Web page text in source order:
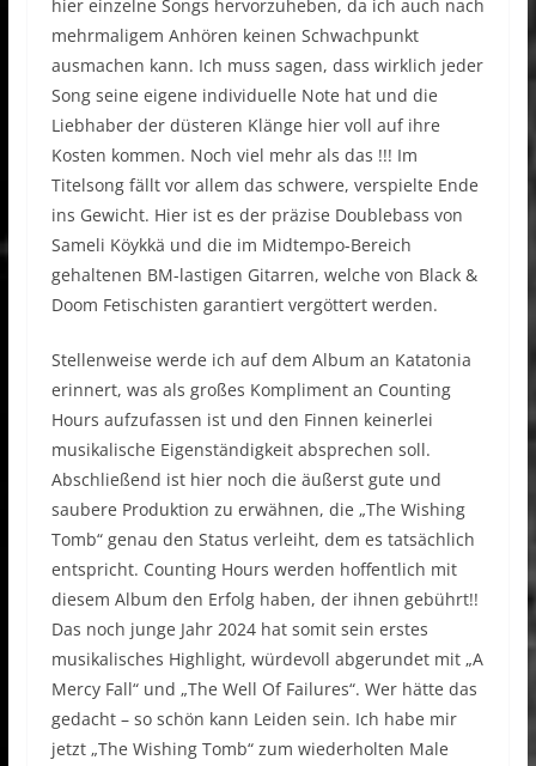
hier einzelne Songs hervorzuheben, da ich auch nach
mehrmaligem Anhören keinen Schwachpunkt
ausmachen kann. Ich muss sagen, dass wirklich jeder
Song seine eigene individuelle Note hat und die
Liebhaber der düsteren Klänge hier voll auf ihre
Kosten kommen. Noch viel mehr als das !!! Im
Titelsong fällt vor allem das schwere, verspielte Ende
ins Gewicht. Hier ist es der präzise Doublebass von
Sameli Köykkä und die im Midtempo-Bereich
gehaltenen BM-lastigen Gitarren, welche von Black &
Doom Fetischisten garantiert vergöttert werden.
Stellenweise werde ich auf dem Album an Katatonia
erinnert, was als großes Kompliment an Counting
Hours aufzufassen ist und den Finnen keinerlei
musikalische Eigenständigkeit absprechen soll.
Abschließend ist hier noch die äußerst gute und
saubere Produktion zu erwähnen, die „The Wishing
Tomb“ genau den Status verleiht, dem es tatsächlich
entspricht. Counting Hours werden hoffentlich mit
diesem Album den Erfolg haben, der ihnen gebührt!!
Das noch junge Jahr 2024 hat somit sein erstes
musikalisches Highlight, würdevoll abgerundet mit „A
Mercy Fall“ und „The Well Of Failures“. Wer hätte das
gedacht – so schön kann Leiden sein. Ich habe mir
jetzt „The Wishing Tomb“ zum wiederholten Male